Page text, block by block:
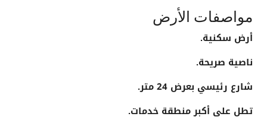
مواصفات الأرض
أرض سكنية.
ناصية صريحة.
شارع رئيسي بعرض 24 متر
.
تطل على أكبر منطقة خدمات.